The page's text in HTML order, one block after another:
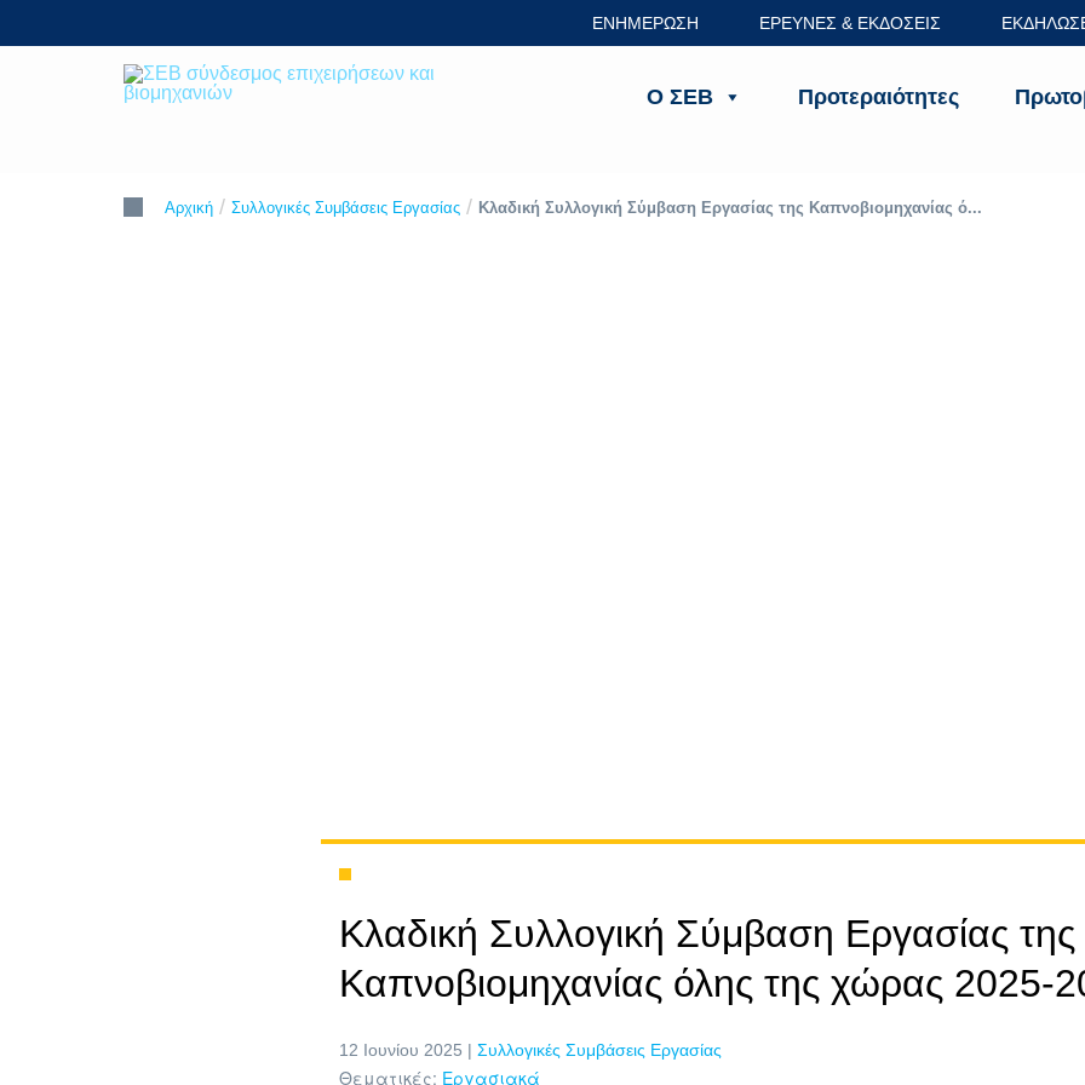
content
ΕΝΗΜΕΡΩΣΗ ΕΡΕΥΝΕΣ & ΕΚΔΟΣΕΙΣ
Ο ΣΕΒ Προτεραιότητες
Αρχική / Συλλογικές Συμβάσεις Εργασίας / Κλαδική Συλλογική Σύμβαση Εργασίας της Καπνοβιομηχανίας ό...
Κλαδική Συλλογική Σύμβαση Εργασίας της
Καπνοβιομηχανίας όλης της χώρας 2025-
12 Ιουνίου 2025 | Συλλογικές Συμβάσεις Εργασίας
Θεματικές: Εργασιακά